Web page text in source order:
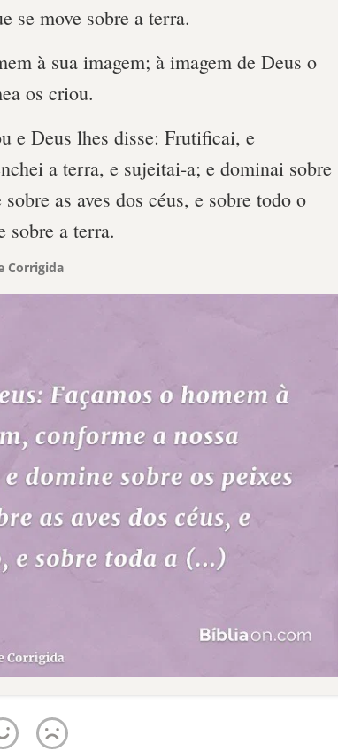
se move sobre a terra.
à sua imagem; à imagem de Deus o
os criou.
e Deus lhes disse: Frutificai, e
a terra, e sujeitai-a; e dominai sobre
as aves dos céus, e sobre todo o
sobre a terra.
Corrigida